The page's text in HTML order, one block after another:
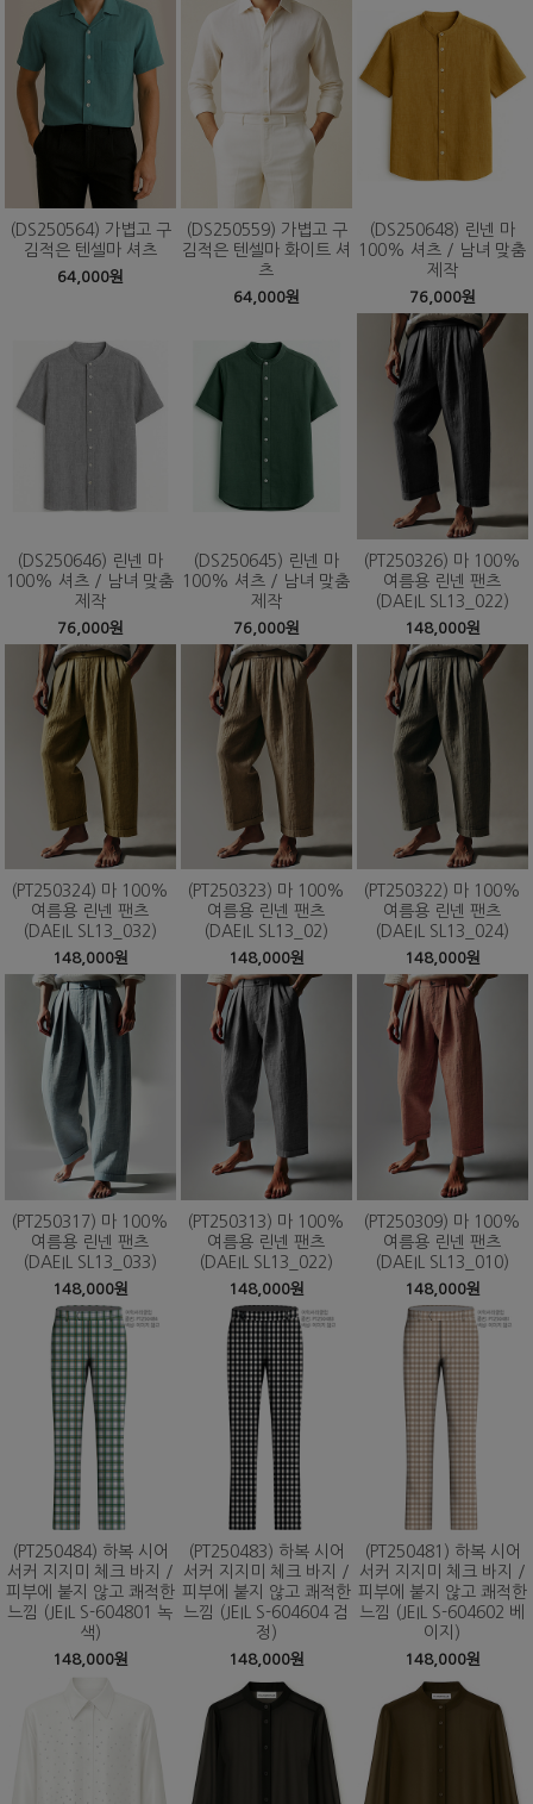
(DS250564) 가볍고 구
김적은 텐셀마 셔츠
64,000원
(DS250559) 가볍고 구
김적은 텐셀마 화이트 셔
츠
64,000원
(DS250648) 린넨 마
100% 셔츠 / 남녀 맞춤
제작
76,000원
(DS250646) 린넨 마
100% 셔츠 / 남녀 맞춤
제작
76,000원
(DS250645) 린넨 마
100% 셔츠 / 남녀 맞춤
제작
76,000원
(PT250326) 마 100%
여름용 린넨 팬츠
(DAEIL SL13_022)
148,000원
(PT250324) 마 100%
여름용 린넨 팬츠
(DAEIL SL13_032)
148,000원
(PT250323) 마 100%
여름용 린넨 팬츠
(DAEIL SL13_02)
148,000원
(PT250322) 마 100%
여름용 린넨 팬츠
(DAEIL SL13_024)
148,000원
(PT250317) 마 100%
여름용 린넨 팬츠
(DAEIL SL13_033)
148,000원
(PT250313) 마 100%
여름용 린넨 팬츠
(DAEIL SL13_022)
148,000원
(PT250309) 마 100%
여름용 린넨 팬츠
(DAEIL SL13_010)
148,000원
(PT250484) 하복 시어
서커 지지미 체크 바지 /
피부에 붙지 않고 쾌적한
느낌 (JEIL S-604801 녹
색)
148,000원
(PT250483) 하복 시어
서커 지지미 체크 바지 /
피부에 붙지 않고 쾌적한
느낌 (JEIL S-604604 검
정)
148,000원
(PT250481) 하복 시어
서커 지지미 체크 바지 /
피부에 붙지 않고 쾌적한
느낌 (JEIL S-604602 베
이지)
148,000원